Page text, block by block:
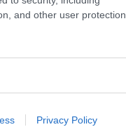
and other user protection.
Privacy Policy